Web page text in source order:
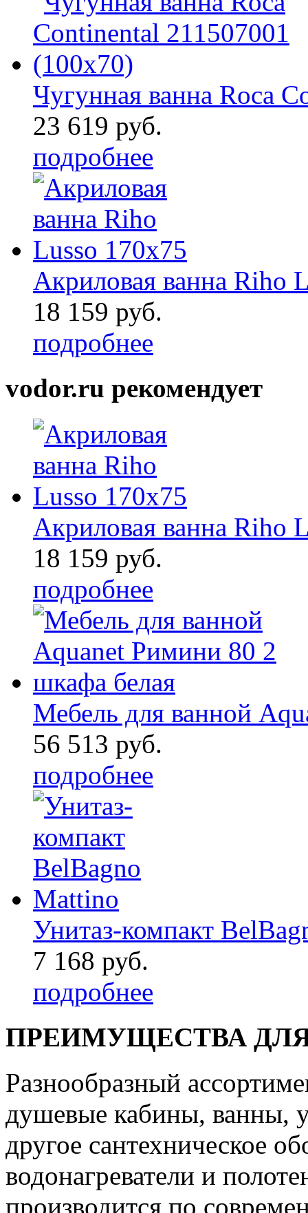
Чугунная ванна Roca
23 619 руб.
подробнее
Акриловая ванна Riho
18 159 руб.
подробнее
vodor.ru рекомендует
Акриловая ванна Riho
18 159 руб.
подробнее
Мебель для ванной
56 513 руб.
подробнее
Унитаз-компакт
7 168 руб.
подробнее
ПРЕИМУЩЕСТВА
Разнообразный
душевые кабины, ванны,
другое сантехническое
водонагреватели и
производится по